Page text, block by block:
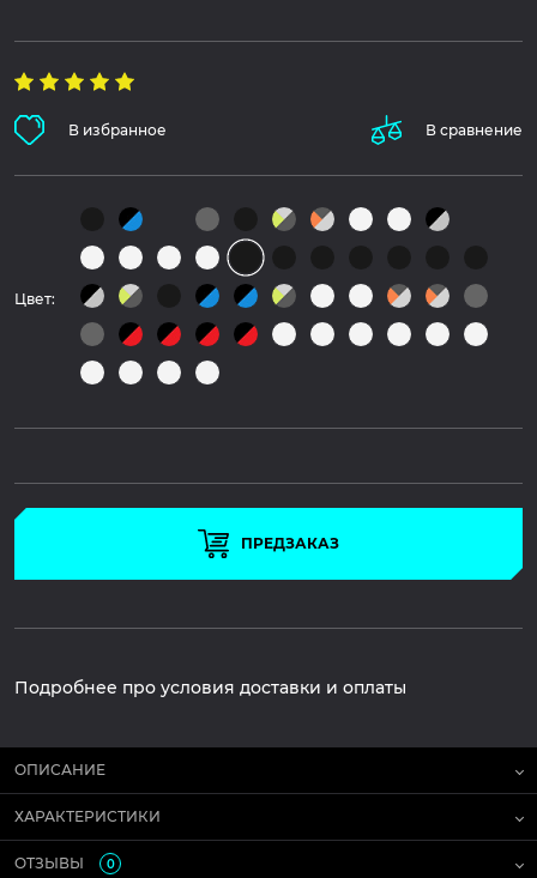
В избранное В сравнение
Цвет:
ПРЕДЗАКАЗ
Подробнее про условия доставки и оплаты
ОПИСАНИЕ
ХАРАКТЕРИСТИКИ
ОТЗЫВЫ 0